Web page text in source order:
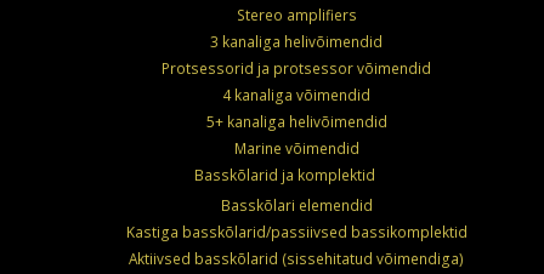
Stereo amplifiers
3 kanaliga helivõimendid
Protsessorid ja protsessor võimendid
4 kanaliga võimendid
5+ kanaliga helivõimendid
Marine võimendid
Basskõlarid ja komplektid
Basskõlari elemendid
Kastiga basskõlarid/passiivsed bassikomplektid
Aktiivsed basskõlarid (sissehitatud võimendiga)